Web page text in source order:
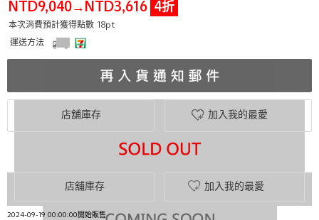
NTD9,040→ NTD3,616 4折
本次消費預計獲得點數 18pt
運送方法
加入我的最愛
店舖庫存
店舖庫存 加入我的最愛
2024-09-19 00:00:00開始販售